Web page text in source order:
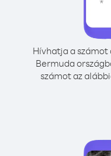
Hívhatja a számot
Bermuda
számot az